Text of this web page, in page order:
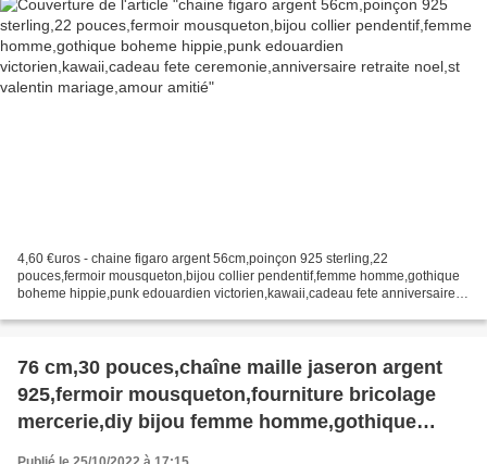
mariage,amour amitié
4,60 €uros - chaine figaro argent 56cm,poinçon 925 sterling,22
pouces,fermoir mousqueton,bijou collier pendentif,femme homme,gothique
boheme hippie,punk edouardien victorien,kawaii,cadeau fete anniversaire
76 cm,30 pouces,chaîne maille jaseron argent
925,fermoir mousqueton,fourniture bricolage
mercerie,diy bijou femme homme,gothique
boho,pendentif collier,bohème contemporain